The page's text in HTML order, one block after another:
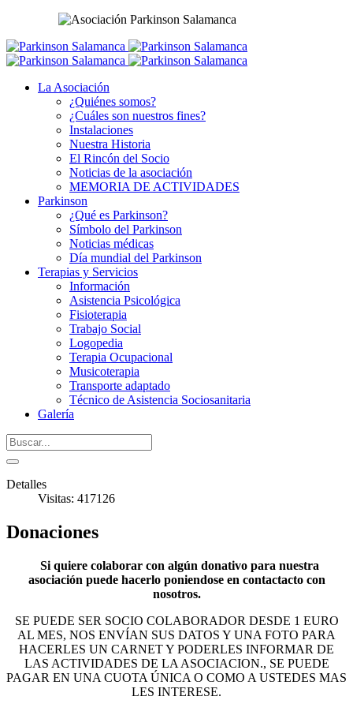
La Asociación
¿Quiénes somos?
¿Cuáles son nuestros fines?
Instalaciones
Nuestra Historia
El Rincón del Socio
Noticias de la asociación
MEMORIA DE ACTIVIDADES
Parkinson
¿Qué es Parkinson?
Símbolo del Parkinson
Noticias médicas
Día mundial del Parkinson
Terapias y Servicios
Información
Asistencia Psicológica
Fisioterapia
Trabajo Social
Logopedia
Terapia Ocupacional
Musicoterapia
Transporte adaptado
Técnico de Asistencia Sociosanitaria
Galería
Detalles
Visitas: 417126
Donaciones
Si quiere colaborar con algún donativo para nuestra
asociación puede hacerlo poniendose en contactacto con
nosotros.
SE PUEDE SER SOCIO COLABORADOR DESDE 1 EURO
AL MES, NOS ENVÍAN SUS DATOS Y UNA FOTO PARA
HACERLES UN CARNET Y PODERLES INFORMAR DE
LAS ACTIVIDADES DE LA ASOCIACION., SE PUEDE
PAGAR EN UNA CUOTA ÚNICA O COMO A USTEDES MAS
LES INTERESE.